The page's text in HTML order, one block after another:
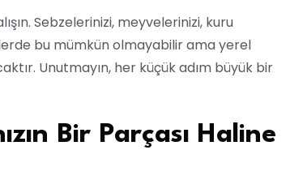
Sebzelerinizi, meyvelerinizi, kuru
bu mümkün olmayabilir ama yerel
Unutmayın, her küçük adım büyük bir
Bir Parçası Haline